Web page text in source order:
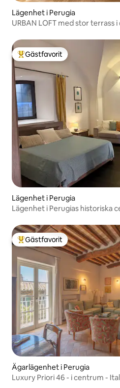
Lägenhet i Perugia
URBAN LOFT med stor terrass
Populär gästfavorit
Gästfavorit
Lägenhet i Perugia
Lägenhet i Perugias historiska
Populär gästfavorit
Gästfavorit
Ägarlägenhet i Perugia
Luxury Priori 46 - i centrum -